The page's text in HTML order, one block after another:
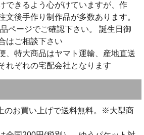
できるよう心がけていますが、作
文後手作り制作品が多数あります。
ページでご確認下さい。 誕生日御
はご相談下さい
、特大商品はヤマト運輸、産地直送
れぞれの宅配会社となります
のお買い上げで送料無料。※大型商